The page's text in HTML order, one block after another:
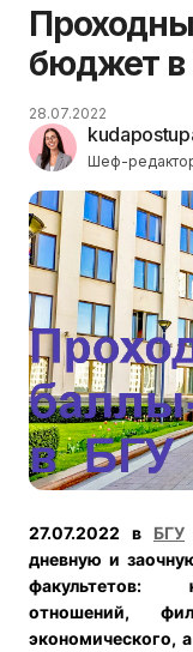
бюджет в
Шеф-
28.07.2022
27.07.2022 в БГУ
дневную и
факультетов:
отношений,
экономического,